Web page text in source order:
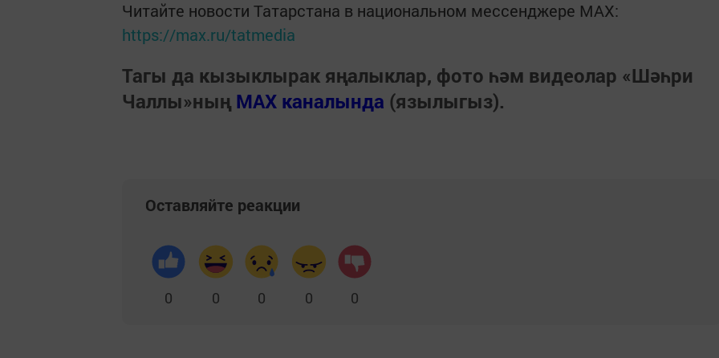
Читайте новости Татарстана в национальном мессенджере MАХ:
https://max.ru/tatmedia
Тагы да кызыклырак яңалыклар, фото һәм видеолар «Шәһри
Чаллы»ның MAX каналында (язылыгыз).
Оставляйте реакции
0 0 0 0 0